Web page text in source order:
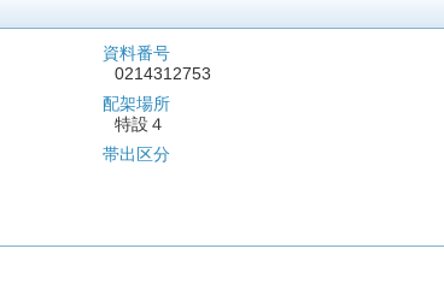
資料番号
0214312753
配架場所
特設４
帯出区分